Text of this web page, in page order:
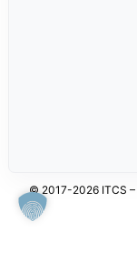
© 2017-2026 ITCS –